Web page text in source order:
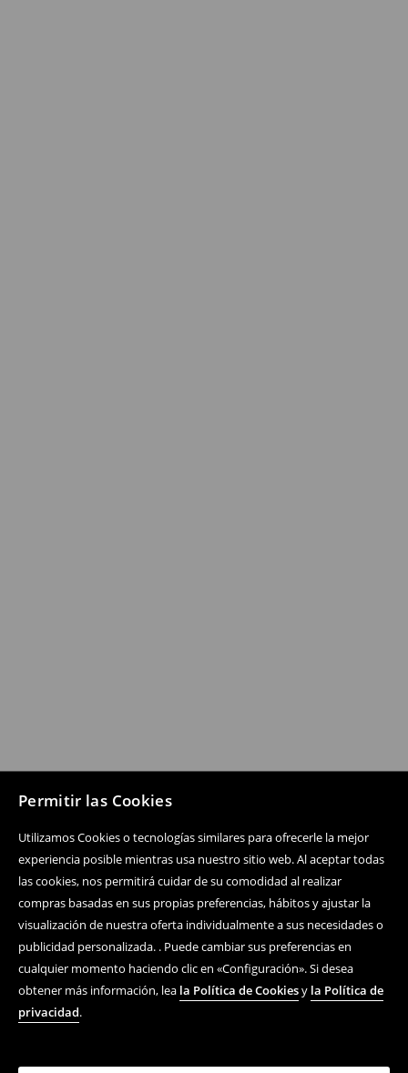
Permitir las Cookies
Utilizamos Cookies o tecnologías similares para ofrecerle la mejor
experiencia posible mientras usa nuestro sitio web. Al aceptar todas
las cookies, nos permitirá cuidar de su comodidad al realizar
compras basadas en sus propias preferencias, hábitos y ajustar la
visualización de nuestra oferta individualmente a sus necesidades o
publicidad personalizada. . Puede cambiar sus preferencias en
cualquier momento haciendo clic en «Configuración». Si desea
obtener más información, lea la Política de Cookiesy la Política de
privacidad.